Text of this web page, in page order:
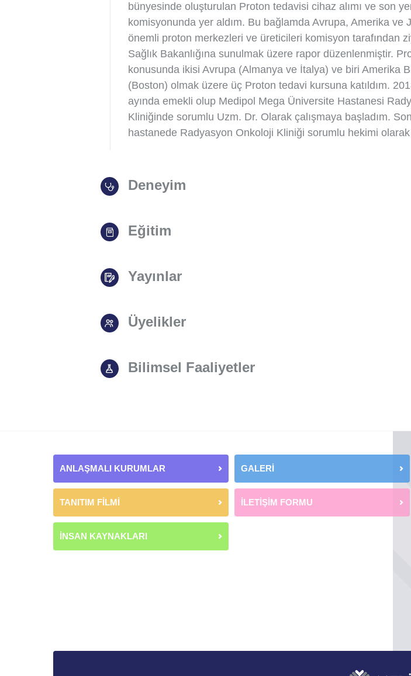
bünyesinde oluşturulan Proton tedavisi cihaz alımı ve son
komisyonunda yer aldım. Bu bağlamda Avrupa, Amerika ve
önemli proton merkezleri ve üreticileri komisyon tarafından
Sağlık Bakanlığına sunulmak üzere rapor düzenlenmiştir.
konusunda ikisi Avrupa (Almanya ve İtalya) ve biri Amerika
(Boston) olmak üzere üç Proton tedavi kursuna katıldım.
ayında emekli olup Medipol Mega Üniversite Hastanesi
Kliniğinde sorumlu Uzm. Dr. Olarak çalışmaya başladım. Son
hastanede Radyasyon Onkoloji Kliniği sorumlu hekimi olarak
Deneyim
Eğitim
Yayınlar
Üyelikler
Bilimsel Faaliyetler
ANLAŞMALI KURUMLAR GALERİ
TANITIM FİLMİ İLETİŞİM FORMU
İNSAN KAYNAKLARI